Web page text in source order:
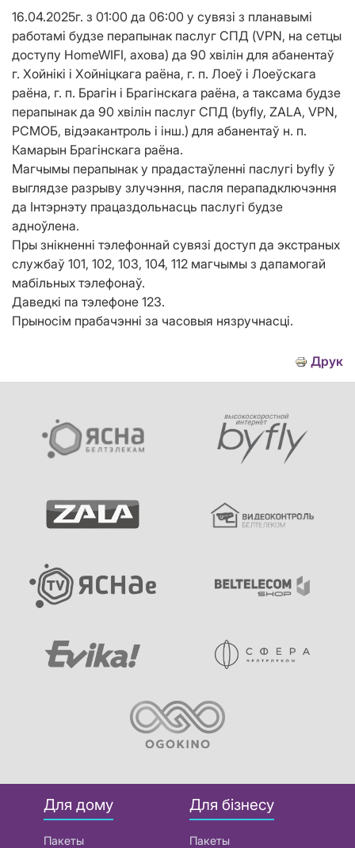
16.04.2025г. з 01:00 да 06:00 у сувязі з планавымі
работамі будзе перапынак паслуг СПД (VPN, на сетцы
доступу HomeWIFI, ахова) да 90 хвілін для абанентаў
г. Хойнікі і Хойніцкага раёна, г. п. Лоеў і Лоеўскага
раёна, г. п. Брагін і Брагінскага раёна, а таксама будзе
перапынак да 90 хвілін паслуг СПД (byfly, ZALA, VPN,
РСМОБ, відэакантроль і інш.) для абанентаў н. п.
Камарын Брагінскага раёна.
Магчымы перапынак у прадастаўленні паслугі byfly ў
выглядзе разрыву злучэння, пасля перападключэння
да Інтэрнэту працаздольнасць паслугі будзе
адноўлена.
Пры знікненні тэлефоннай сувязі доступ да экстраных
службаў 101, 102, 103, 104, 112 магчымы з дапамогай
мабільных тэлефонаў.
Даведкі па тэлефоне 123.
Прыносім прабачэнні за часовыя нязручнасці.
Друк
Для дому
Пакеты
Для бізнесу
Пакеты